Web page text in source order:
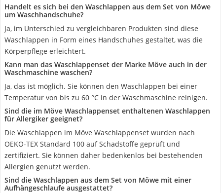
Handelt es sich bei den Waschlappen aus dem Set von Möwe
um Waschhandschuhe?
Ja, im Unterschied zu vergleichbaren Produkten sind diese
Waschlappen in Form eines Handschuhes gestaltet, was die
Körperpflege erleichtert.
Kann man das Waschlappenset der Marke Möve auch in der
Waschmaschine waschen?
Ja, das ist möglich. Sie können den Waschlappen bei einer
Temperatur von bis zu 60 °C in der Waschmaschine reinigen.
Sind die im Möve Waschlappenset enthaltenen Waschlappen
für Allergiker geeignet?
Die Waschlappen im Möve Waschlappenset wurden nach
OEKO-TEX Standard 100 auf Schadstoffe geprüft und
zertifiziert. Sie können daher bedenkenlos bei bestehenden
Allergien genutzt werden.
Sind die Waschlappen aus dem Set von Möwe mit einer
Aufhängeschlaufe ausgestattet?